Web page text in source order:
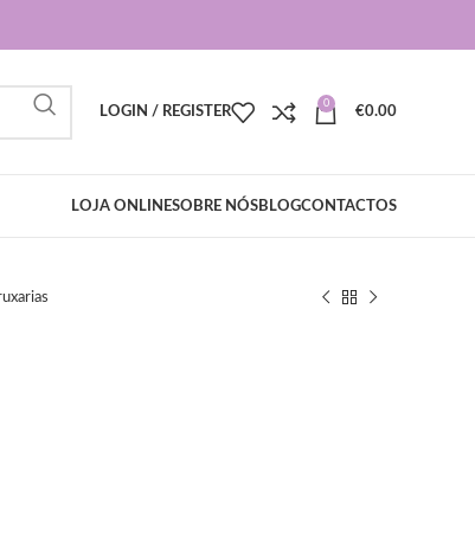
LOGIN / REGISTER
0
€0.00
LOJA ONLINESOBRE NÓSBLOGCONTACTOS